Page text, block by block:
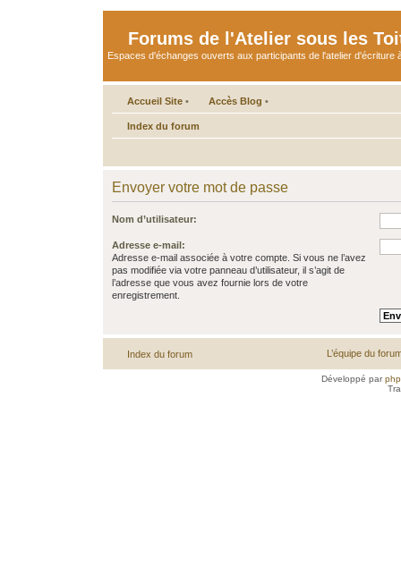
Forums de l'Atelier sous les
Espaces d'échanges ouverts aux participants de l'atelier d'écriture
Accueil Site • Accès Blog •
Index du forum
Envoyer votre mot de passe
Nom d’utilisateur:
Adresse e-mail:
Adresse e-mail associée à votre compte. Si vous ne l’avez
pas modifiée via votre panneau d’utilisateur, il s’agit de
l’adresse que vous avez fournie lors de votre
enregistrement.
Index du forum L’équipe du
Développé par